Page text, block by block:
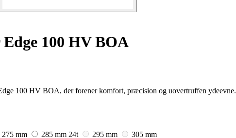
100 HV BOA
100 HV BOA, der forener komfort, præcision og uovertruffen ydeevne.
275 mm 285 mm 24t 295 mm
305 mm